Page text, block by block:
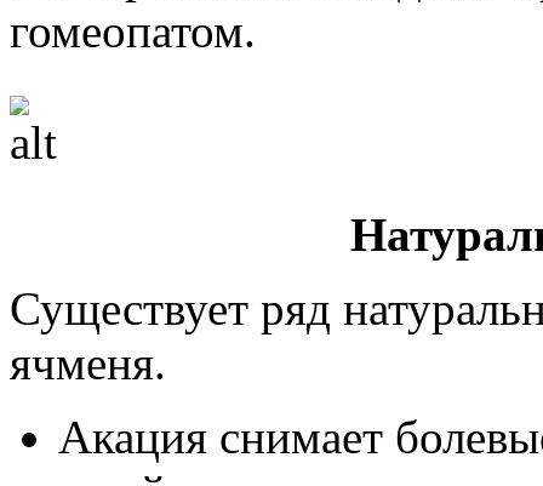
гомеопатом.
Существует ряд
ячменя.
Акация снимает